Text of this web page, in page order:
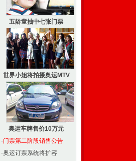
五龄童抽中七张门票
世界小姐将拍摄奥运MTV
奥运车牌售价10万元
·门票第二阶段销售公告
·奥运订票系统将扩容